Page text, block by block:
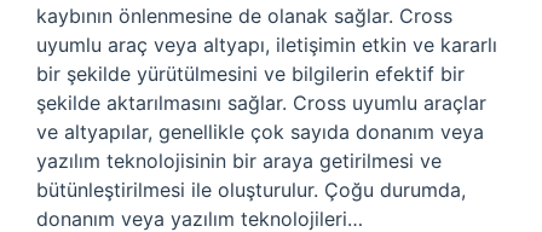
kaybının önlenmesine de olanak sağlar. Cross
uyumlu araç veya altyapı, iletişimin etkin ve kararlı
bir şekilde yürütülmesini ve bilgilerin efektif bir
şekilde aktarılmasını sağlar. Cross uyumlu araçlar
ve altyapılar, genellikle çok sayıda donanım veya
yazılım teknolojisinin bir araya getirilmesi ve
bütünleştirilmesi ile oluşturulur. Çoğu durumda,
donanım veya yazılım teknolojileri…